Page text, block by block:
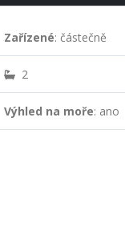
Zařízené: částečně
2
Výhled na moře: ano